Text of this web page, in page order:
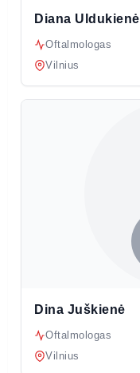
Diana Uldukienė
Oftalmologas
Vilnius
Dina Juškienė
Oftalmologas
Vilnius